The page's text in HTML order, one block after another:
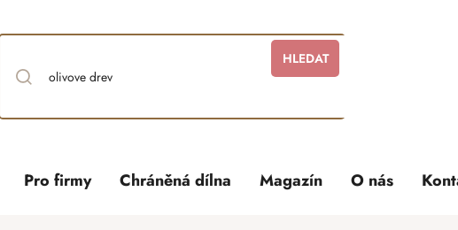
HLEDAT
Pro firmy Chráněná dílna Magazín O nás